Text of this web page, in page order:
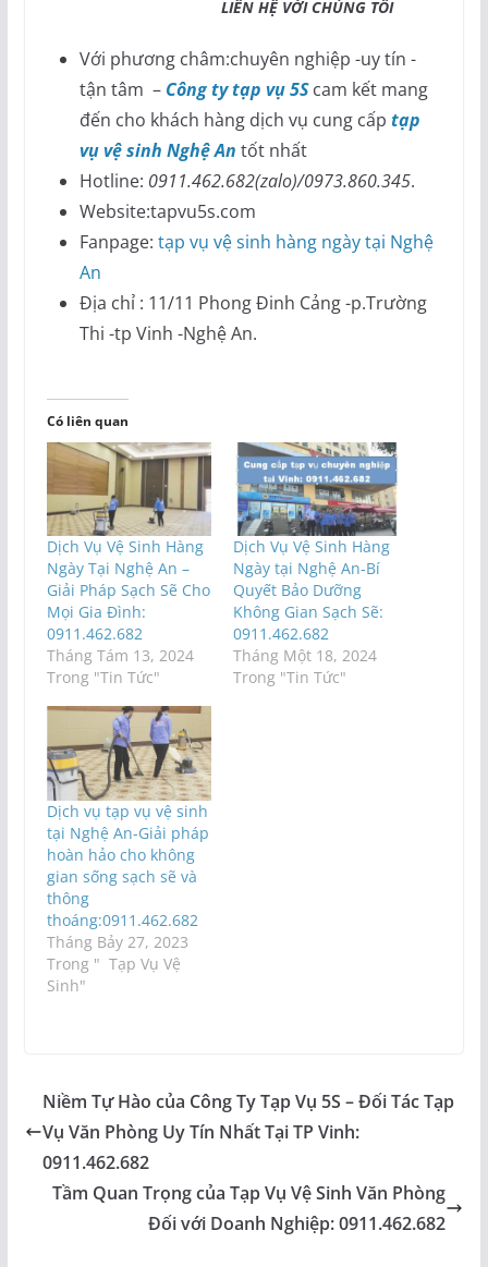
LIÊN HỆ VỚI CHÚNG TÔI
Với phương châm:chuyên nghiệp -uy tín -
tận tâm – Công ty tạp vụ 5Scam kết mang
đến cho khách hàng dịch vụ cung cấp tạp
vụ vệ sinh Nghệ An tốt nhất
Hotline: 0911.462.682(zalo)/0973.860.345.
Website:tapvu5s.com
Fanpage: tạp vụ vệ sinh hàng ngày tại Nghệ
An
Địa chỉ : 11/11 Phong Đinh Cảng -p.Trường
Thi -tp Vinh -Nghệ An.
Có liên quan
Dịch Vụ Vệ Sinh Hàng
Ngày Tại Nghệ An –
Giải Pháp Sạch Sẽ Cho
Mọi Gia Đình:
0911.462.682
Tháng Tám 13, 2024
Trong "Tin Tức"
Dịch Vụ Vệ Sinh Hàng
Ngày tại Nghệ An-Bí
Quyết Bảo Dưỡng
Không Gian Sạch Sẽ:
0911.462.682
Tháng Một 18, 2024
Trong "Tin Tức"
Dịch vụ tạp vụ vệ sinh
tại Nghệ An-Giải pháp
hoàn hảo cho không
gian sống sạch sẽ và
thông
thoáng:0911.462.682
Tháng Bảy 27, 2023
Trong " Tạp Vụ Vệ
Sinh"
Niềm Tự Hào của Công Ty Tạp Vụ 5S – Đối Tác Tạp
Vụ Văn Phòng Uy Tín Nhất Tại TP Vinh:
0911.462.682
Tầm Quan Trọng của Tạp Vụ Vệ Sinh Văn Phòng
Đối với Doanh Nghiệp: 0911.462.682